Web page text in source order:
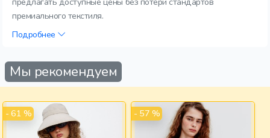
премиального текстиля.
Подробнее
Мы рекомендуем
- 61 % - 57 %